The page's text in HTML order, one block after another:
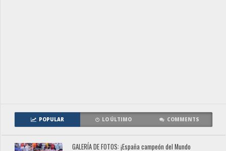
POPULAR LO ÚLTIMO COMMENTS
GALERÍA DE FOTOS: ¡España campeón del Mundo